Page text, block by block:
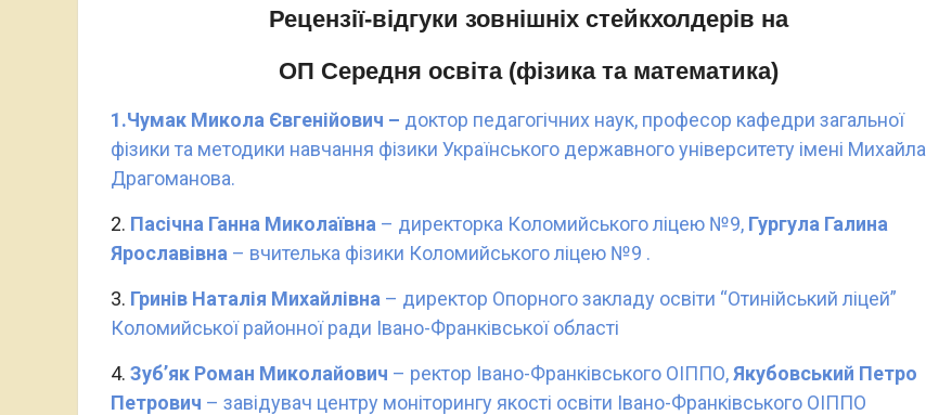
Рецензії-відгуки зовнішніх стейкхолдерів на
ОП Середня освіта (фізика та математика)
1.Чумак Микола Євгенійович – доктор педагогічних наук, професор кафедри загальної
фізики та методики навчання фізики Українського державного університету імені Михайла
Драгоманова.
2. Пасічна Ганна Миколаївна – директорка Коломийського ліцею №9, Гургула Галина
Ярославівна – вчителька фізики Коломийського ліцею №9 .
3. Гринів Наталія Михайлівна – директор Опорного закладу освіти “Отинійський ліцей”
Коломийської районної ради Івано-Франківської області
4. Зуб’як Роман Миколайович – ректор Івано-Франківського ОІППО, Якубовський Петро
Петрович – завідувач центру моніторингу якості освіти Івано-Франківського ОІППО